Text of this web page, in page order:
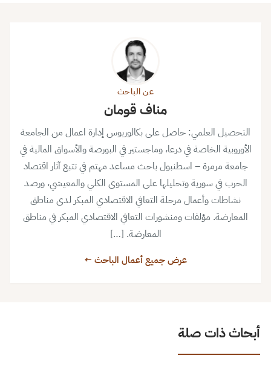
عن الباحث
مناف قومان
التحصيل العلمي: حاصل على بكالوريوس إدارة اعمال من الجامعة
الأوروبية الخاصة في درعا، وماجستير في البورصة والأسواق المالية في
جامعة مرمرة – اسطنبول باحث مساعد مهتم في تتبع آثار اقتصاد
الحرب في سورية وتحليلها على المستوى الكلي والمعيشي، ورصد
نشاطات وأعمال مرحلة التعافي الاقتصادي المبكر لدى مناطق
المعارضة. مؤلفات ومنشورات التعافي الاقتصادي المبكر في مناطق
المعارضة. […]
عرض جميع أعمال الباحث ←
أبحاث ذات صلة